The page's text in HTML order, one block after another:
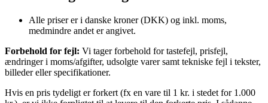
Alle priser er i danske kroner (DKK) og inkl. moms,
medmindre andet er angivet.
Forbehold for fejl: Vi tager forbehold for tastefejl, prisfejl,
ændringer i moms/afgifter, udsolgte varer samt tekniske fejl i tekster,
billeder eller specifikationer.
Hvis en pris tydeligt er forkert (fx en vare til 1 kr. i stedet for 1.000